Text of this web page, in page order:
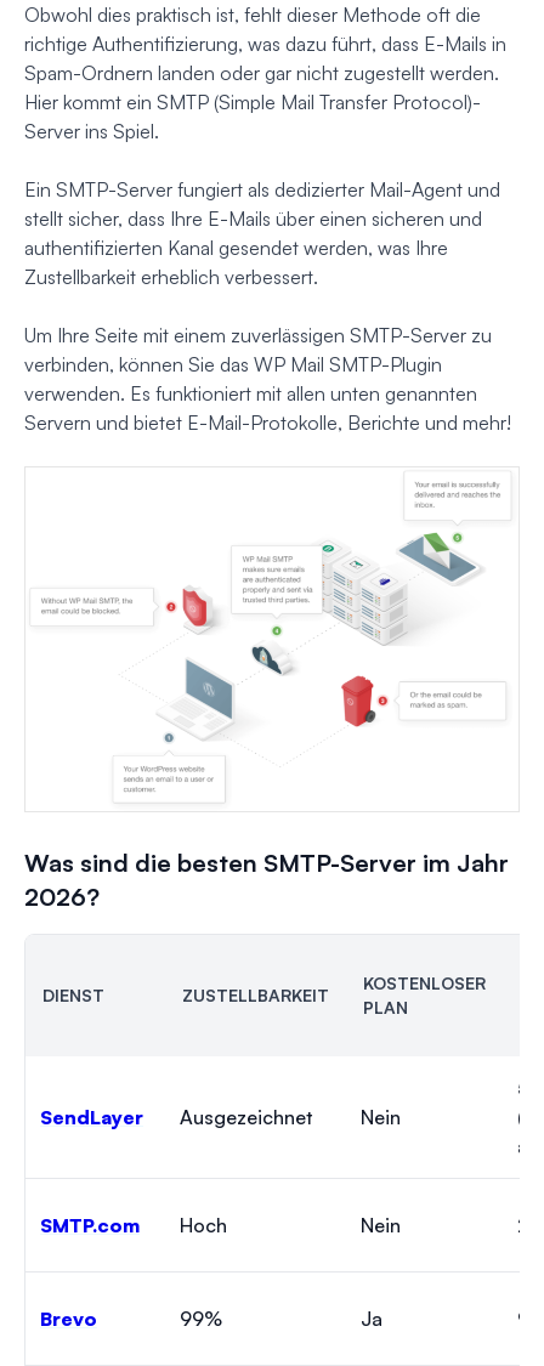
Obwohl dies praktisch ist, fehlt dieser Methode oft die
richtige Authentifizierung, was dazu führt, dass E-Mails in
Spam-Ordnern landen oder gar nicht zugestellt werden.
Hier kommt ein SMTP (Simple Mail Transfer Protocol)-
Server ins Spiel.
Ein SMTP-Server fungiert als dedizierter Mail-Agent und
stellt sicher, dass Ihre E-Mails über einen sicheren und
authentifizierten Kanal gesendet werden, was Ihre
Zustellbarkeit erheblich verbessert.
Um Ihre Seite mit einem zuverlässigen SMTP-Server zu
verbinden, können Sie das WP Mail SMTP-Plugin
verwenden. Es funktioniert mit allen unten genannten
Servern und bietet E-Mail-Protokolle, Berichte und mehr!
Was sind die besten SMTP-Server im Jahr
2026?
DIENST ZUSTELLBARKEIT
KOSTENLOSER
PLAN
SendLayer Ausgezeichnet Nein
5
SMTP.com Hoch Nein
Brevo 99% Ja 9